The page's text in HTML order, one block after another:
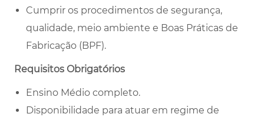
Cumprir os procedimentos de segurança,
qualidade, meio ambiente e Boas Práticas de
Fabricação (BPF).
Requisitos Obrigatórios
Ensino Médio completo.
Disponibilidade para atuar em regime de